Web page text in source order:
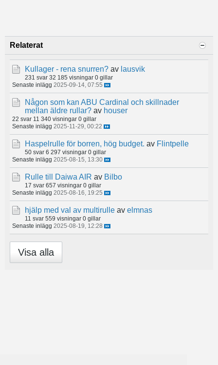
Relaterat
Kullager - rena snurren? av lausvik
231 svar 32 185 visningar 0 gillar
Senaste inlägg 2025-09-14, 07:55
Någon som kan ABU Cardinal och skillnader
mellan äldre rullar? av houser
22 svar 11 340 visningar 0 gillar
Senaste inlägg 2025-11-29, 00:22
Haspelrulle för borren, hög budget. av Flintpelle
50 svar 6 297 visningar 0 gillar
Senaste inlägg 2025-08-15, 13:30
Rulle till Daiwa AIR av Bilbo
17 svar 657 visningar 0 gillar
Senaste inlägg 2025-08-16, 19:25
hjälp med val av multirulle av elmnas
11 svar 559 visningar 0 gillar
Senaste inlägg 2025-08-19, 12:28
Visa alla